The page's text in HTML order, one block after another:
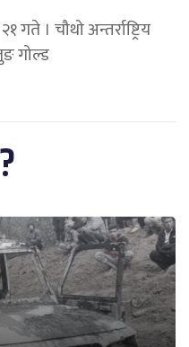
। चौथो अन्तर्राष्ट्रिय
गोल्ड